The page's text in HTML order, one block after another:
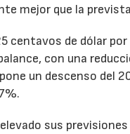
mejor que la
centavos de dólar
con una
un descenso del
sus